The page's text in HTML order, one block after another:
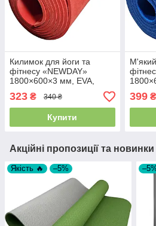
Килимок для йоги та
фітнесу «NEWDAY»
1800×600×3 мм, EVA,
неслизький, кораловий
323 ₴ 340 ₴
Купити
399₴
Акційні пропозиції та новинки
Якість 🔥 –5%